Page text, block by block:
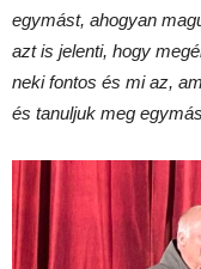
egymást, ahogyan
azt is jelenti, hogy
neki fontos és mi az,
és tanuljuk meg